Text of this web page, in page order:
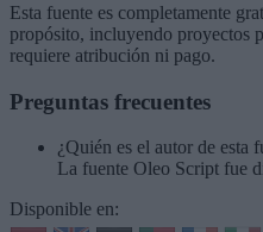
Esta fuente es completamente
propósito, incluyendo proyectos
requiere atribución ni pago.
Preguntas frecuentes
¿Quién es el autor de esta
La fuente Oleo Script fue
Disponible en: